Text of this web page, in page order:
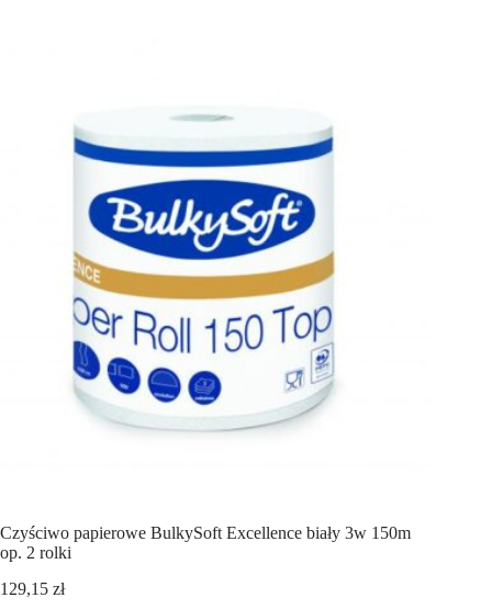
Czyściwo papierowe BulkySoft Excellence biały 3w 150m
op. 2 rolki
129,15 zł